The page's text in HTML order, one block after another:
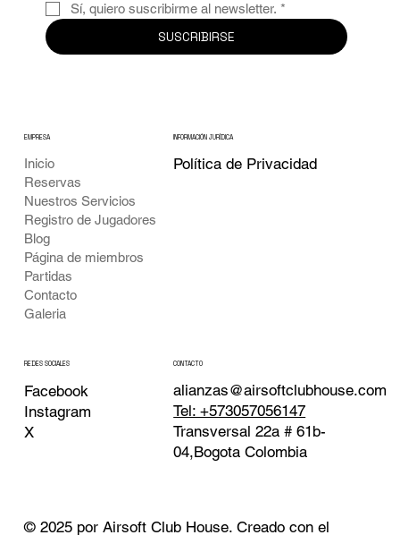
Sí, quiero suscribirme al newsletter. *
SUSCRIBIRSE
Inicio
Reservas
Nuestros Servicios
Registro de Jugadores
Blog
Página de miembros
Partidas
Contacto
Galeria
EMPRESA INFORMACIÓN JURÍDICA
Política de Privacidad
REDES SOCIALES
Facebook
Instagram
X
CONTACTO
alianzas@airsoftclubhouse.com
Tel: +573057056147
Transversal 22a # 61b-
04,Bogota Colombia
© 2025 por Airsoft Club House. Creado con el